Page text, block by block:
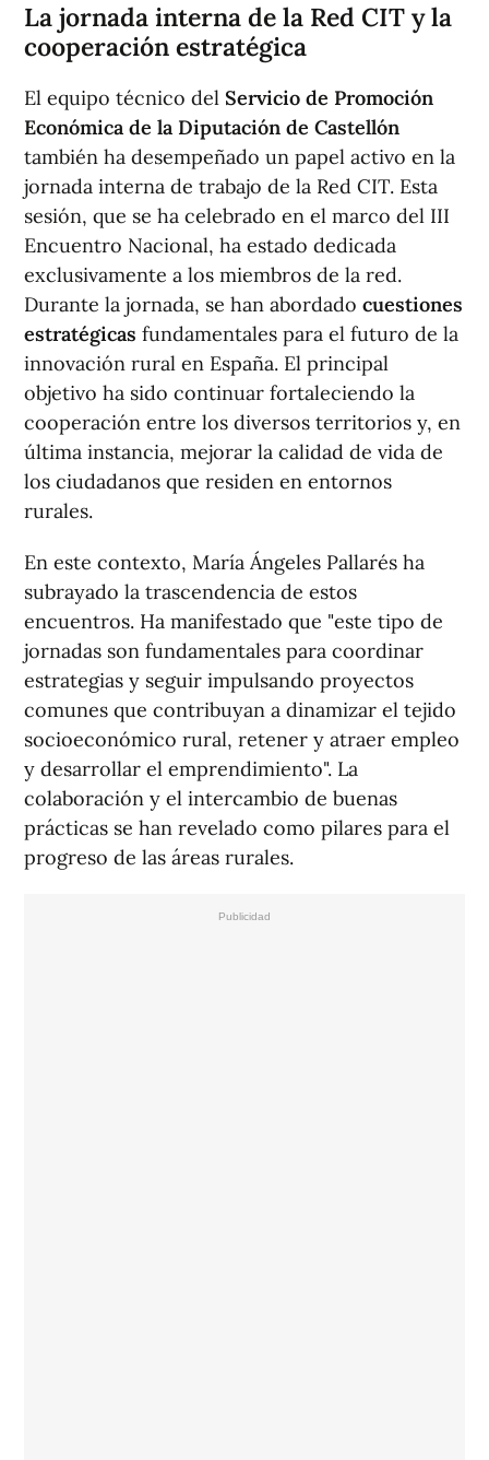
La jornada interna de la Red CIT y la
cooperación estratégica
El equipo técnico del Servicio de Promoción
Económica de la Diputación de Castellón
también ha desempeñado un papel activo en la
jornada interna de trabajo de la Red CIT. Esta
sesión, que se ha celebrado en el marco del III
Encuentro Nacional, ha estado dedicada
exclusivamente a los miembros de la red.
Durante la jornada, se han abordado cuestiones
estratégicas fundamentales para el futuro de la
innovación rural en España. El principal
objetivo ha sido continuar fortaleciendo la
cooperación entre los diversos territorios y, en
última instancia, mejorar la calidad de vida de
los ciudadanos que residen en entornos
rurales.
En este contexto, María Ángeles Pallarés ha
subrayado la trascendencia de estos
encuentros. Ha manifestado que "este tipo de
jornadas son fundamentales para coordinar
estrategias y seguir impulsando proyectos
comunes que contribuyan a dinamizar el tejido
socioeconómico rural, retener y atraer empleo
y desarrollar el emprendimiento". La
colaboración y el intercambio de buenas
prácticas se han revelado como pilares para el
progreso de las áreas rurales.